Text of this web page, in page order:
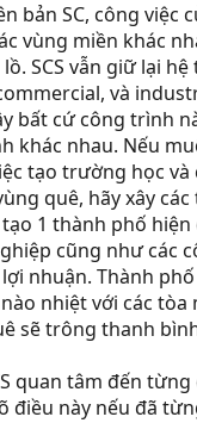
bản SC, công việc
vùng miền khác
SCS vẫn giữ lại
và
bất cứ công trình
khác nhau. Nếu
tạo trường học
quê, hãy xây
1 thành phố hiện
cũng như các
nhuận. Thành
nhiệt với các tòa
sẽ trông thanh
quan tâm đến
điều này nếu đã